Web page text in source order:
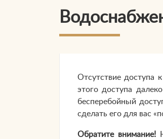
Отсутствие доступа
этого доступа
бесперебойный
сделать его для вас
Обратите внимание!